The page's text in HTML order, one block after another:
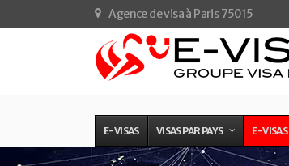
Agence de visa à Paris 75015
E-VISAS VISAS PAR PAYS E-VISAS